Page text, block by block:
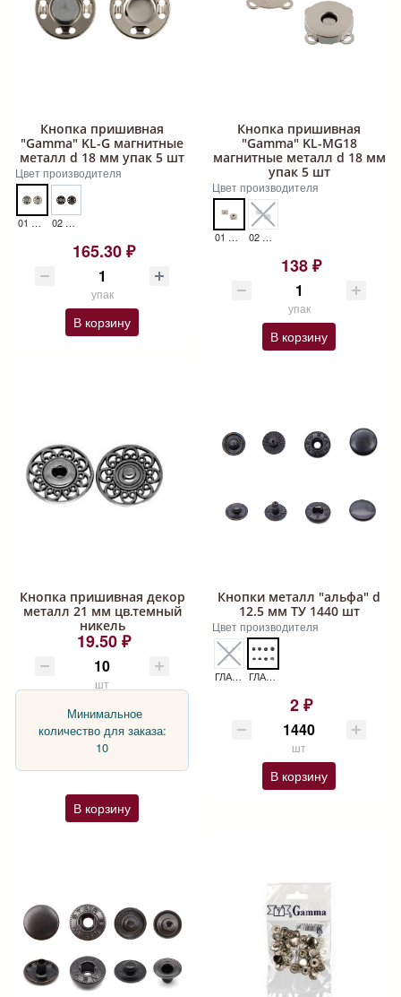
Кнопка пришивная
"Gamma" KL-G магнитные
металл d 18 мм упак 5 шт
Цвет производителя
01 НИКЕЛЬ КНОПКА KL-G 18 ММ 02 ЧЕРНЫЙ НИКЕЛЬ КНОПКА KL-G 18 ММ
165.30 ₽
упак
В корзину
Кнопка пришивная
"Gamma" KL-MG18
магнитные металл d 18 мм
упак 5 шт
Цвет производителя
01 НИКЕЛЬ КНОПКА KL-MG18 18 ММ 02 ЧЕРНЫЙ НИКЕЛЬ КНОПКА KL-MG18 18 ММ
138 ₽
упак
В корзину
Кнопка пришивная декор
металл 21 мм цв.темный
никель
19.50 ₽
шт
Минимальное
количество для заказа:
10
В корзину
Кнопки металл "альфа" d
12.5 мм ТУ 1440 шт
Цвет производителя
ГЛАДКИЙ НИКЕЛЬ КНОПКИ МЕТАЛЛ "АЛЬФА" D 12.5 ММ ТУ 1440 ШТ ГЛАДКИЙ ОКСИД КНОПКИ МЕТАЛЛ "АЛЬФА" D 12.5 ММ ТУ 1440 ШТ
2 ₽
шт
В корзину